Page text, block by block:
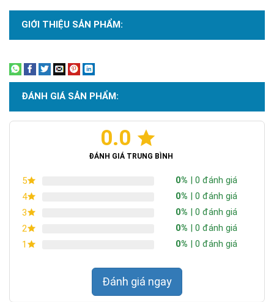
GIỚI THIỆU SẢN PHẨM:Xem thêm
ĐÁNH GIÁ SẢN PHẨM:
0.0
ĐÁNH GIÁ TRUNG BÌNH
5 0% | 0 đánh giá
4
0% | 0 đánh giá
3
0% | 0 đánh giá
2
0% | 0 đánh giá
1
0% | 0 đánh giá
Đánh giá ngay